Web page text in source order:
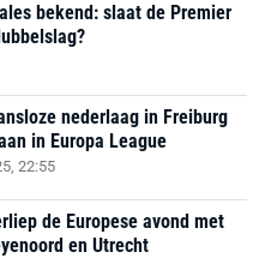
bekend: slaat de Premier
nederlaag in Freiburg
in Europa League
22:55
de Europese avond met
en Utrecht